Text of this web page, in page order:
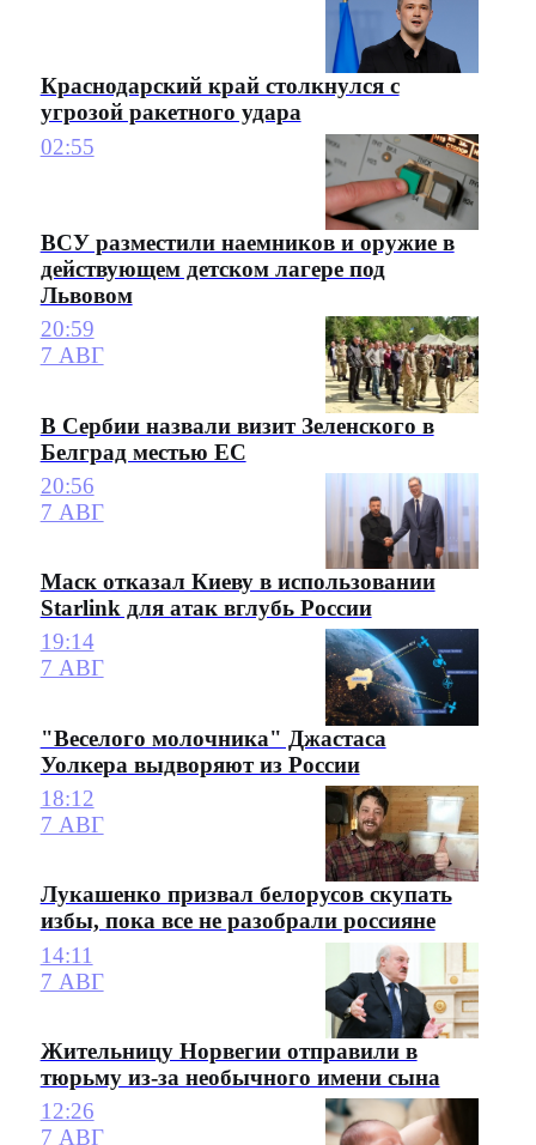
Краснодарский край столкнулся с
угрозой ракетного удара
02:55
ВСУ разместили наемников и оружие в
действующем детском лагере под
Львовом
20:59
7 АВГ
В Сербии назвали визит Зеленского в
Белград местью ЕС
20:56
7 АВГ
Маск отказал Киеву в использовании
Starlink для атак вглубь России
19:14
7 АВГ
"Веселого молочника" Джастаса
Уолкера выдворяют из России
18:12
7 АВГ
Лукашенко призвал белорусов скупать
избы, пока все не разобрали россияне
14:11
7 АВГ
Жительницу Норвегии отправили в
тюрьму из-за необычного имени сына
12:26
7 АВГ